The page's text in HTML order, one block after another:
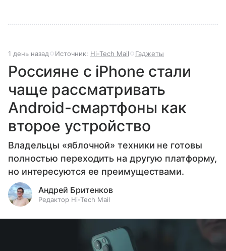
1 день назад Источник: Hi-Tech Mail Гаджеты
Россияне с iPhone стали
чаще рассматривать
Android-смартфоны как
второе устройство
Владельцы «яблочной» техники не готовы
полностью переходить на другую платформу,
но интересуются ее преимуществами.
Андрей Бритенков
Редактор Hi-Tech Mail